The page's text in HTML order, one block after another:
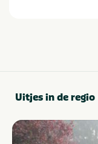
Uitjes in de regio